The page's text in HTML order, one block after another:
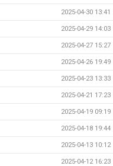
2025-04-30 13:41
2025-04-29 14:03
2025-04-27 15:27
2025-04-26 19:49
2025-04-23 13:33
2025-04-21 17:23
2025-04-19 09:19
2025-04-18 19:44
2025-04-13 10:12
2025-04-12 16:23